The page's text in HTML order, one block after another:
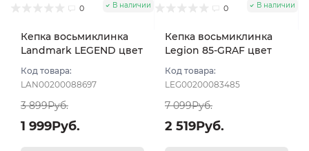
0 В наличии
Кепка восьмиклинка
Landmark LEGEND цвет
Код товара:
LAN00200088697
3 899Руб.
1 999Руб.
0 В наличии
Кепка восьмиклинка
Legion 85-GRAF цвет
Код товара:
LEG00200083485
7 099Руб.
2 519Руб.